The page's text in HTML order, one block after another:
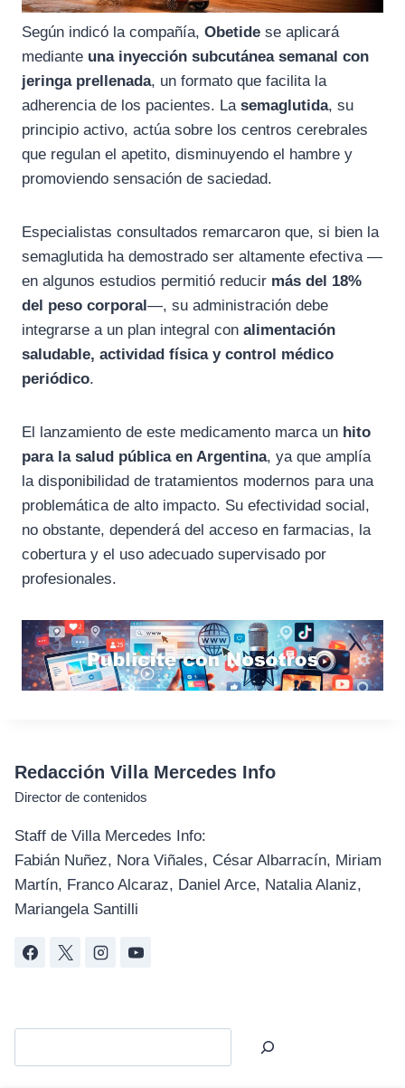
Según indicó la compañía, Obetide se aplicará
mediante una inyección subcutánea semanal con
jeringa prellenada, un formato que facilita la
adherencia de los pacientes. La semaglutida, su
principio activo, actúa sobre los centros cerebrales
que regulan el apetito, disminuyendo el hambre y
promoviendo sensación de saciedad.
Especialistas consultados remarcaron que, si bien la
semaglutida ha demostrado ser altamente efectiva —
en algunos estudios permitió reducir más del 18%
del peso corporal—, su administración debe
integrarse a un plan integral con alimentación
saludable, actividad física y control médico
periódico.
El lanzamiento de este medicamento marca un hito
para la salud pública en Argentina, ya que amplía
la disponibilidad de tratamientos modernos para una
problemática de alto impacto. Su efectividad social,
no obstante, dependerá del acceso en farmacias, la
cobertura y el uso adecuado supervisado por
profesionales.
Redacción Villa Mercedes Info
Director de contenidos
Staff de Villa Mercedes Info:
Fabián Nuñez, Nora Viñales, César Albarracín, Miriam
Martín, Franco Alcaraz, Daniel Arce, Natalia Alaniz,
Mariangela Santilli